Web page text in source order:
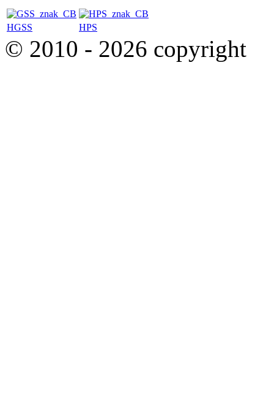
HGSS HPS
© 2010 - 2026 copyright